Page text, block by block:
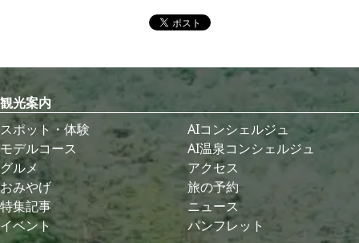
観光案内
スポット・体験
モデルコース
グルメ
おみやげ
特集記事
イベント
AIコンシェルジュ
AI温泉コンシェルジュ
アクセス
旅の予約
ニュース
パンフレット